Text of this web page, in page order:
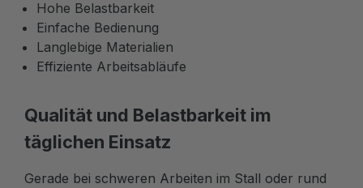
Hohe Belastbarkeit
Einfache Bedienung
Langlebige Materialien
Effiziente Arbeitsabläufe
Qualität und Belastbarkeit im
täglichen Einsatz
Gerade bei schweren Arbeiten im Stall oder rund